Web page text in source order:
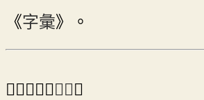
《字彙》。
⇒「𤾣」之 異體 。